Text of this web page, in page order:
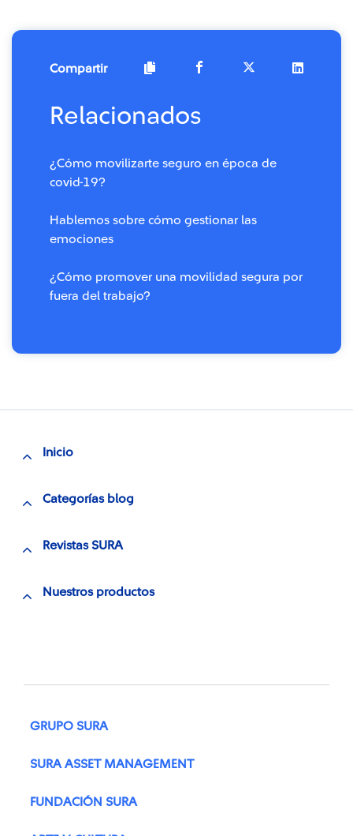
Compartir
Relacionados
¿Cómo movilizarte seguro en época de
covid-19?
Hablemos sobre cómo gestionar las
emociones
¿Cómo promover una movilidad segura por
fuera del trabajo?
Inicio
Categorías blog
Revistas SURA
Nuestros productos
GRUPO SURA
SURA ASSET MANAGEMENT
FUNDACIÓN SURA